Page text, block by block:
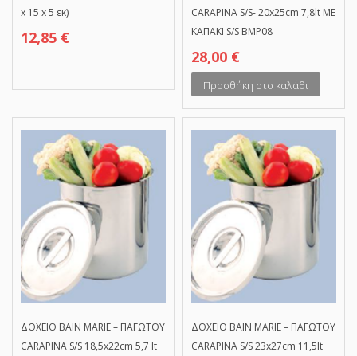
x 15 x 5 εκ)
12,85 €
CARAPINA S/S- 20x25cm 7,8lt ΜΕ
ΚΑΠΑΚΙ S/S BMP08
28,00 €
Προσθήκη στο καλάθι
ΔΟΧΕΙΟ BAIN MARIE – ΠΑΓΩΤΟΥ
CARAPINA S/S 18,5x22cm 5,7 lt
ΔΟΧΕΙΟ BAIN MARIE – ΠΑΓΩΤΟΥ
CARAPINA S/S 23x27cm 11,5lt